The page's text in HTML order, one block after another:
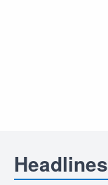
Headlines